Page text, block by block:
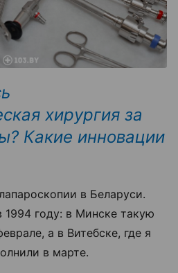
хирургия за
Какие инновации
в Беларуси.
1994 году: в Минске такую
а в Витебске, где я
в марте.